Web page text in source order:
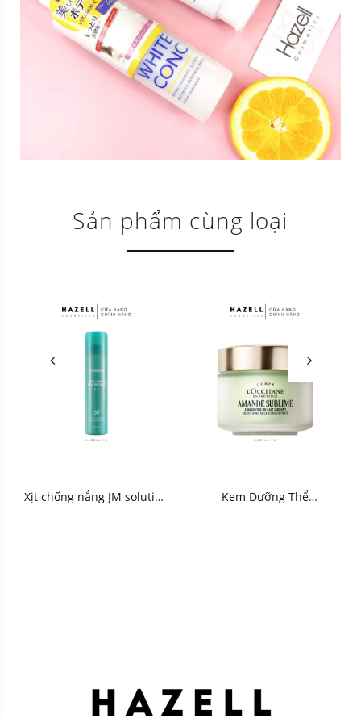
Sản phẩm cùng loại
Xịt chống nắng JM solution
Kem Dưỡng Thể